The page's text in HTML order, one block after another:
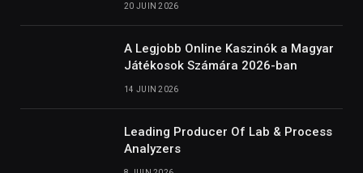
20 JUIN 2026
A Legjobb Online Kaszinók a Magyar
Játékosok Számára 2026-ban
14 JUIN 2026
Leading Producer Of Lab & Process
Analyzers